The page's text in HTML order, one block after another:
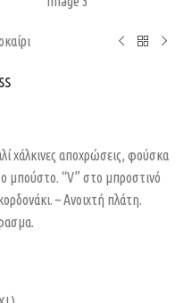
χάλκινες αποχρώσεις, φούσκα
μπούστο. “V” στο μπροστινό
– Ανοιχτή πλάτη.